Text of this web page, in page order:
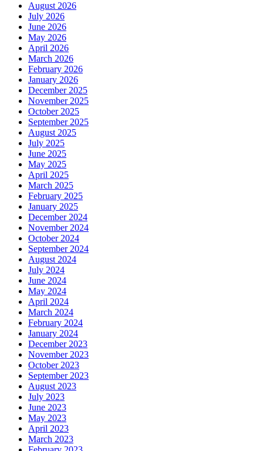
August 2026
July 2026
June 2026
May 2026
April 2026
March 2026
February 2026
January 2026
December 2025
November 2025
October 2025
September 2025
August 2025
July 2025
June 2025
May 2025
April 2025
March 2025
February 2025
January 2025
December 2024
November 2024
October 2024
September 2024
August 2024
July 2024
June 2024
May 2024
April 2024
March 2024
February 2024
January 2024
December 2023
November 2023
October 2023
September 2023
August 2023
July 2023
June 2023
May 2023
April 2023
March 2023